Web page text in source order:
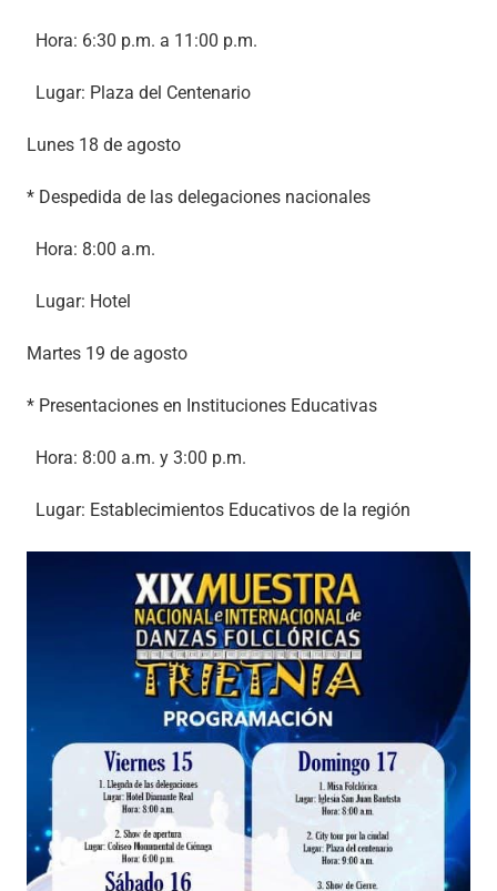
Hora: 6:30 p.m. a 11:00 p.m.
Lugar: Plaza del Centenario
Lunes 18 de agosto
* Despedida de las delegaciones nacionales
Hora: 8:00 a.m.
Lugar: Hotel
Martes 19 de agosto
* Presentaciones en Instituciones Educativas
Hora: 8:00 a.m. y 3:00 p.m.
Lugar: Establecimientos Educativos de la región